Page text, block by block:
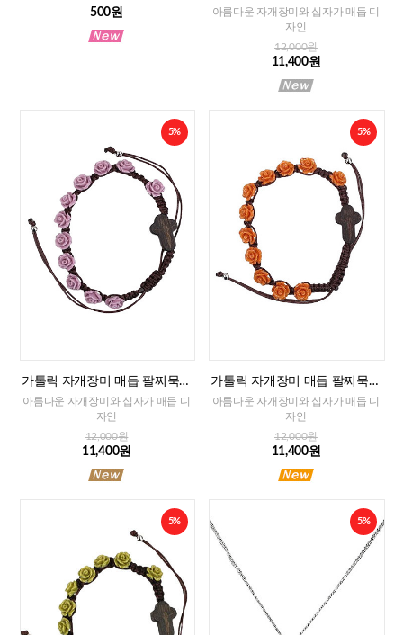
500원
(아이보리)-8mm
아름다운 자개장미와 십자가 매듭 디
자인
12,000원
11,400원
5%
가톨릭 자개장미 매듭 팔찌묵주
(퍼플)-8mm
아름다운 자개장미와 십자가 매듭 디
자인
12,000원
11,400원
5%
가톨릭 자개장미 매듭 팔찌묵주
(오렌지)-8mm
아름다운 자개장미와 십자가 매듭 디
자인
12,000원
11,400원
5% 5%